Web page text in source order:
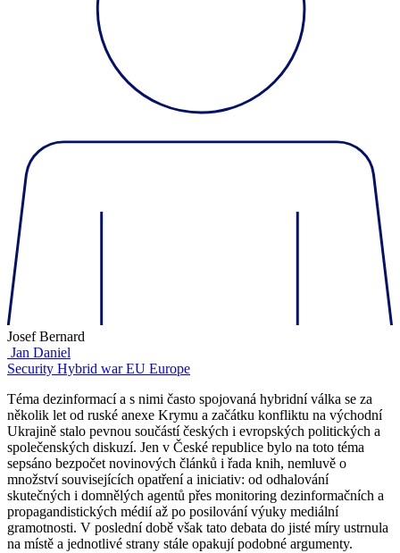
Josef Bernard
Jan Daniel
Security Hybrid warEU Europe
Téma dezinformací a s nimi často spojovaná hybridní válka se za
několik let od ruské anexe Krymu a začátku konfliktu na východní
Ukrajině stalo pevnou součástí českých i evropských politických a
společenských diskuzí. Jen v České republice bylo na toto téma
sepsáno bezpočet novinových článků i řada knih, nemluvě o
množství souvisejících opatření a iniciativ: od odhalování
skutečných i domnělých agentů přes monitoring dezinformačních a
propagandistických médií až po posilování výuky mediální
gramotnosti. V poslední době však tato debata do jisté míry ustrnula
na místě a jednotlivé strany stále opakují podobné argumenty.